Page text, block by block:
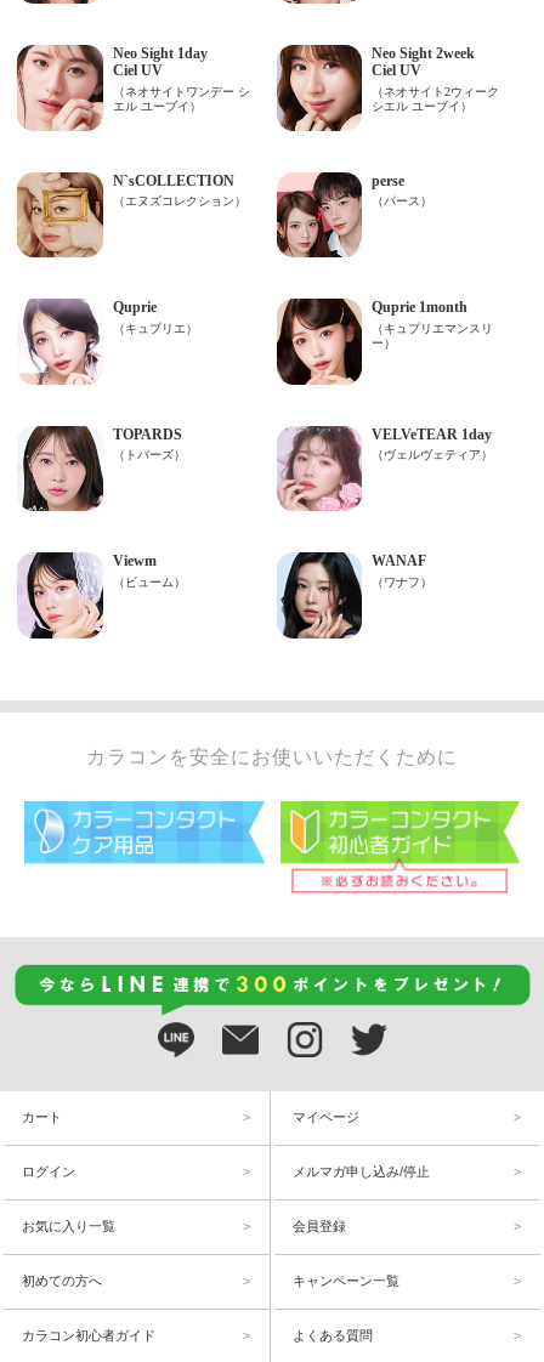
カラコンを安全にお使いいただくために
カート マイページ
ログイン メルマガ申し込み/停止
お気に入り一覧 会員登録
初めての方へ キャンペーン一覧
カラコン初心者ガイド よくある質問